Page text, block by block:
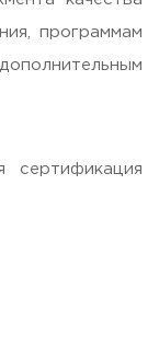
программам
сертификация